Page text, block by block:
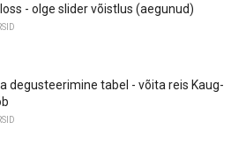
- olge slider võistlus (aegunud)
degusteerimine tabel - võita reis Kaug-